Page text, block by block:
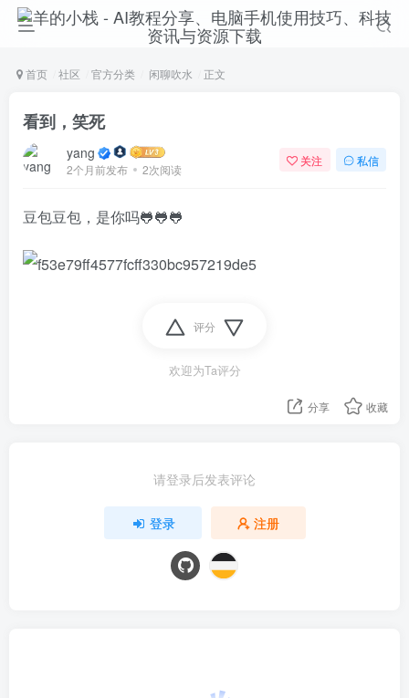
首页 社区 官方分类 闲聊吹水 正文
看到，笑死
yang
2个月前发布 2次阅读
关注 私信
豆包豆包，是你吗🐸🐸🐸
评分
欢迎为Ta评分
分享 收藏
请登录后发表评论
登录 注册